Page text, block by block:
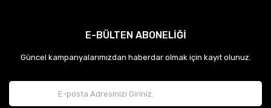
E-BÜLTEN ABONELİĞİ
Güncel kampanyalarımızdan haberdar olmak için kayıt olunuz.